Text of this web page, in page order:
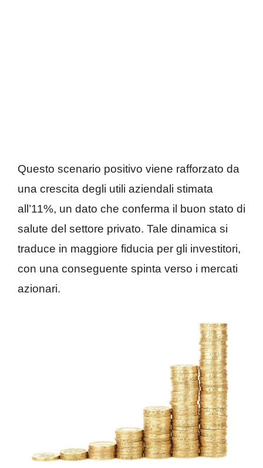
Questo scenario positivo viene rafforzato da
una crescita degli utili aziendali stimata
all’11%, un dato che conferma il buon stato di
salute del settore privato. Tale dinamica si
traduce in maggiore fiducia per gli investitori,
con una conseguente spinta verso i mercati
azionari.